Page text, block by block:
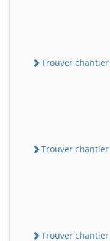
Trouver chantier
Trouver chantier
Trouver chantier